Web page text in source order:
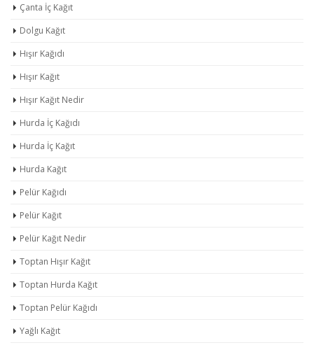
Çanta İç Kağıt
Dolgu Kağıt
Hışır Kağıdı
Hışır Kağıt
Hışır Kağıt Nedir
Hurda İç Kağıdı
Hurda İç Kağıt
Hurda Kağıt
Pelür Kağıdı
Pelür Kağıt
Pelür Kağıt Nedir
Toptan Hışır Kağıt
Toptan Hurda Kağıt
Toptan Pelür Kağıdı
Yağlı Kağıt